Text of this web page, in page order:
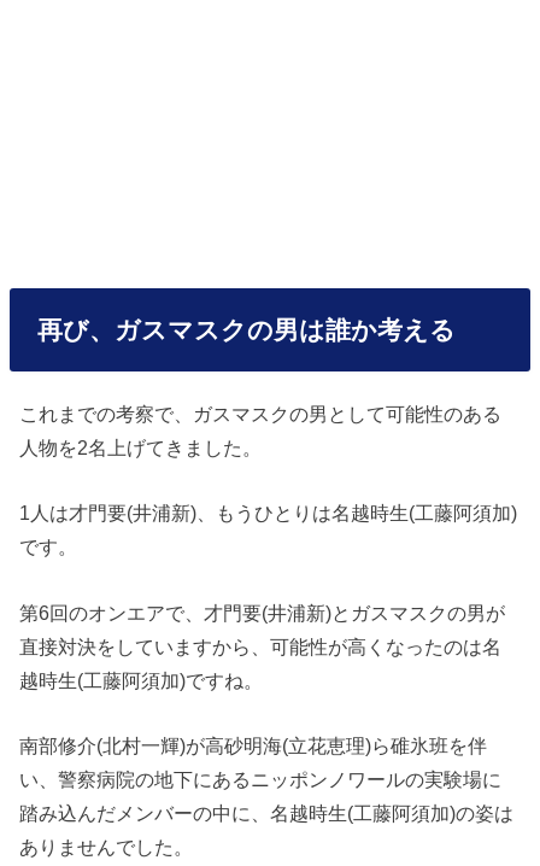
再び、ガスマスクの男は誰か考える
これまでの考察で、ガスマスクの男として可能性のある
人物を2名上げてきました。
1人は才門要(井浦新)、もうひとりは名越時生(工藤阿須加)
です。
第6回のオンエアで、才門要(井浦新)とガスマスクの男が
直接対決をしていますから、可能性が高くなったのは名
越時生(工藤阿須加)ですね。
南部修介(北村一輝)が高砂明海(立花恵理)ら碓氷班を伴
い、警察病院の地下にあるニッポンノワールの実験場に
踏み込んだメンバーの中に、名越時生(工藤阿須加)の姿は
ありませんでした。